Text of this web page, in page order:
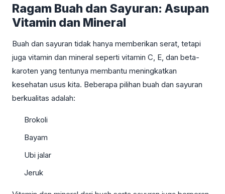
Ragam Buah dan Sayuran: Asupan
Vitamin dan Mineral
Buah dan sayuran tidak hanya memberikan serat, tetapi
juga vitamin dan mineral seperti vitamin C, E, dan beta-
karoten yang tentunya membantu meningkatkan
kesehatan usus kita. Beberapa pilihan buah dan sayuran
berkualitas adalah:
Brokoli
Bayam
Ubi jalar
Jeruk